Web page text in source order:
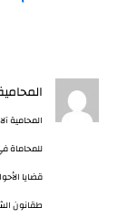
المحامية
قضايا
طقانون